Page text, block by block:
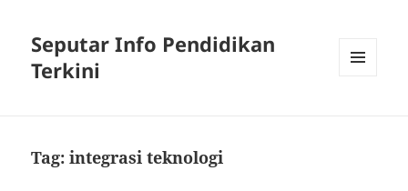
Seputar Info Pendidikan
Terkini
Tag:integrasi teknologi